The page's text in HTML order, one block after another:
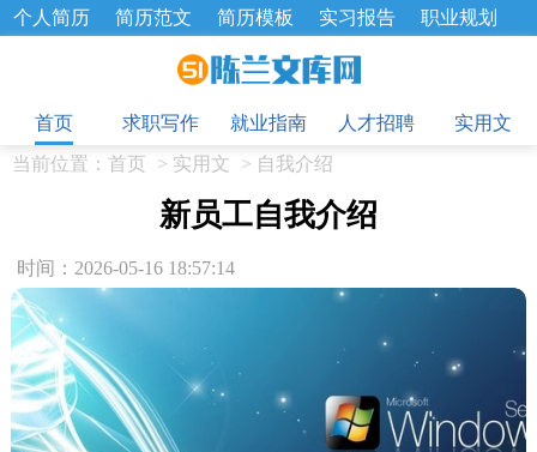
个人简历 简历范文 简历模板 实习报告
职业规划
招聘选拔 绩效考核 企业文化
工作总结
辞职报告
首页
求职写作 就业指南 人才招聘
实用文
当前位置： 首页 > 实用文 > 自我介绍
新员工自我介绍
时间：2026-05-16 18:57:14